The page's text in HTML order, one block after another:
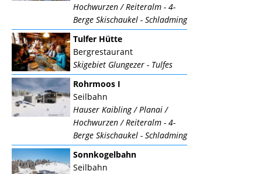
Hochwurzen / Reiteralm - 4-
Berge Skischaukel - Schladming
Tulfer Hütte
Bergrestaurant
Skigebiet Glungezer - Tulfes
Rohrmoos I
Seilbahn
Hauser Kaibling / Planai /
Hochwurzen / Reiteralm - 4-
Berge Skischaukel - Schladming
Sonnkogelbahn
Seilbahn